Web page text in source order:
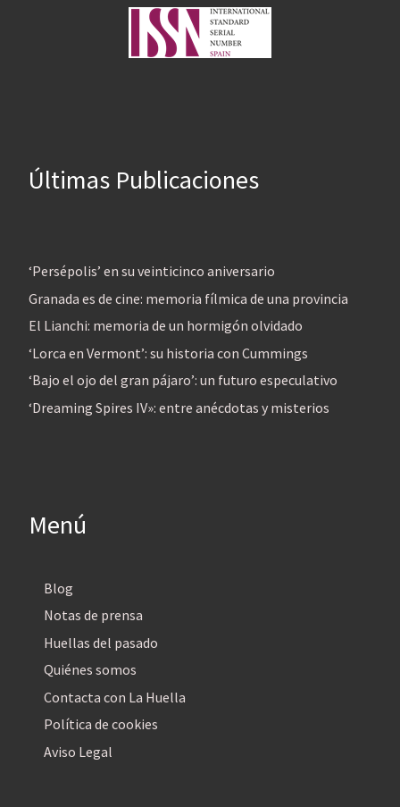
Últimas Publicaciones
‘Persépolis’ en su veinticinco aniversario
Granada es de cine: memoria fílmica de una provincia
El Lianchi: memoria de un hormigón olvidado
‘Lorca en Vermont’: su historia con Cummings
‘Bajo el ojo del gran pájaro’: un futuro especulativo
‘Dreaming Spires IV»: entre anécdotas y misterios
Menú
Blog
Notas de prensa
Huellas del pasado
Quiénes somos
Contacta con La Huella
Política de cookies
Aviso Legal